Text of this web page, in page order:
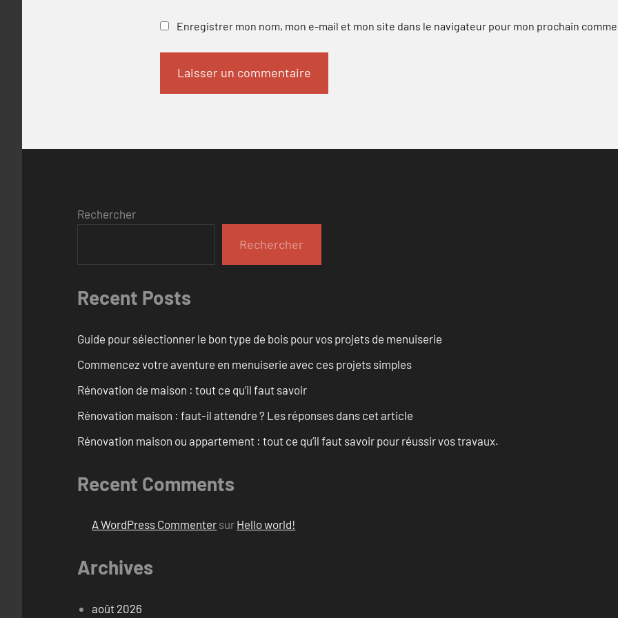
Enregistrer mon nom, mon e-mail et mon site dans le navigateur pour mon prochain
Rechercher
Rechercher
Recent Posts
Guide pour sélectionner le bon type de bois pour vos projets de menuiserie
Commencez votre aventure en menuiserie avec ces projets simples
Rénovation de maison : tout ce qu’il faut savoir
Rénovation maison : faut-il attendre ? Les réponses dans cet article
Rénovation maison ou appartement : tout ce qu’il faut savoir pour réussir vos travaux.
Recent Comments
A WordPress Commenter sur Hello world!
Archives
août 2026